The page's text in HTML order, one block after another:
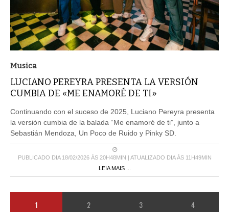
Musica
LUCIANO PEREYRA PRESENTA LA VERSIÓN
CUMBIA DE «ME ENAMORÉ DE TI»
Continuando con el suceso de 2025, Luciano Pereyra presenta
la versión cumbia de la balada “Me enamoré de ti”, junto a
Sebastián Mendoza, Un Poco de Ruido y Pinky SD.
PUBLICADO DIA 18/02/2026 ÀS 20H48MIN | ATUALIZADO DIA ÀS 11H49MIN
LEIA MAIS ...
1 2 3 4